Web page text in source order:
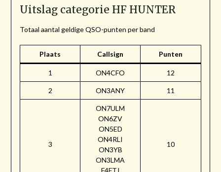
Uitslag categorie HF HUNTER
Totaal aantal geldige QSO-punten per band
Plaats Callsign Punten
1 ON4CFO 12
2 ON3ANY 11
3
ON7ULM
ON6ZV
ON5ED
ON4RLI
ON3YB
ON3LMA
10